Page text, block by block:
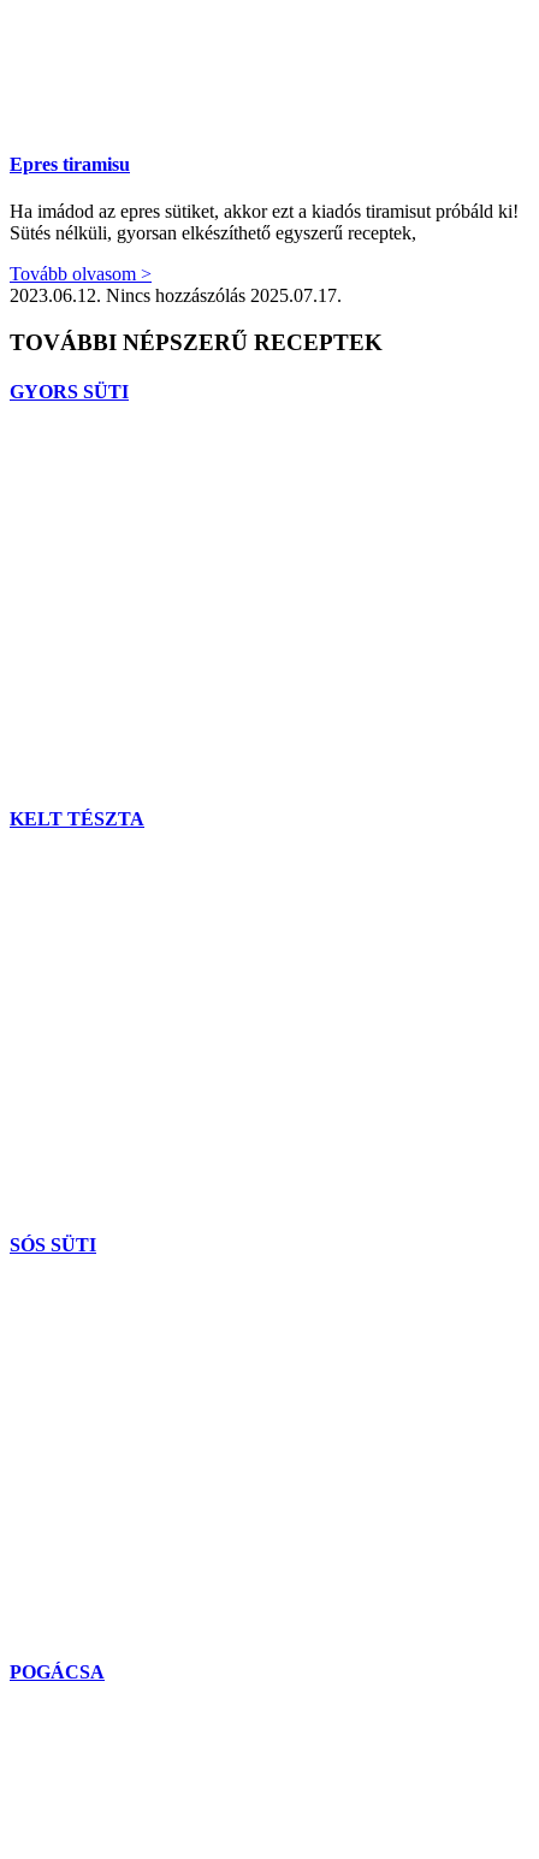
Epres tiramisu
Ha imádod az epres sütiket, akkor ezt a kiadós tiramisut próbáld ki!
Sütés nélküli, gyorsan elkészíthető egyszerű receptek,
Tovább olvasom >
2023.06.12. Nincs hozzászólás 2025.07.17.
TOVÁBBI NÉPSZERŰ RECEPTEK
GYORS SÜTI
KELT TÉSZTA
SÓS SÜTI
POGÁCSA